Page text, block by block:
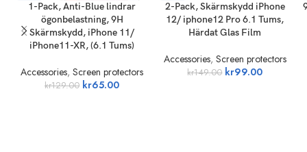
1-Pack, Anti-Blue lindrar
ögonbelastning, 9H
Skärmskydd, iPhone 11/
iPhone11-XR, (6.1 Tums)
Accessories, Screen protectors
kr129.00 kr65.00
2-Pack, Skärmskydd iPhone
12/ iphone12 Pro 6.1 Tums,
Härdat Glas Film
Accessories, Screen protectors
kr149.00 kr99.00